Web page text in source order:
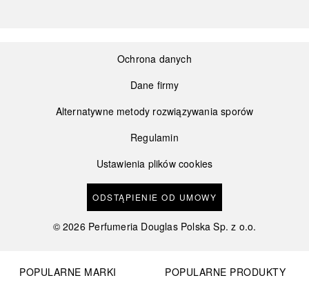
Ochrona danych
Dane firmy
Alternatywne metody rozwiązywania sporów
Regulamin
Ustawienia plików cookies
ODSTĄPIENIE OD UMOWY
©2026 Perfumeria Douglas Polska Sp. z o.o.
POPULARNE MARKI
POPULARNE PRODUKTY